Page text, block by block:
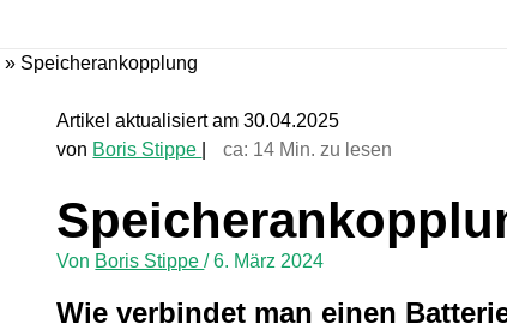
» Speicherankopplung
Artikel aktualisiert am 30.04.2025
von Boris Stippe ca: 14 Min. zu lesen
Von Boris Stippe/6. März 2024
Wie verbindet man einen